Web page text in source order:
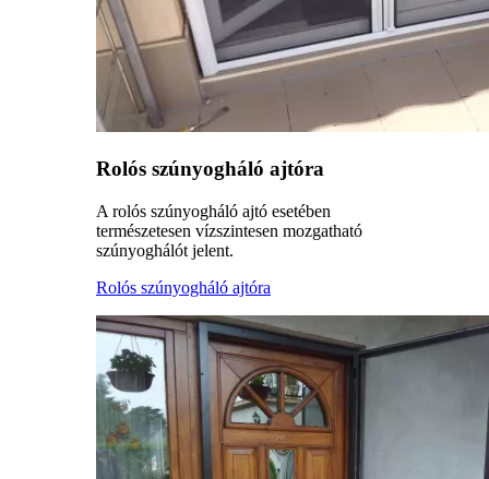
Rolós szúnyogháló ajtóra
A rolós szúnyogháló ajtó esetében
természetesen vízszintesen mozgatható
szúnyoghálót jelent.
Rolós szúnyogháló ajtóra